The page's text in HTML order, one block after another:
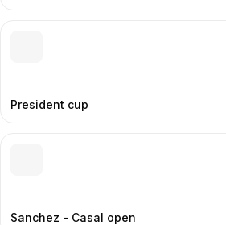
President cup
Sanchez - Casal open